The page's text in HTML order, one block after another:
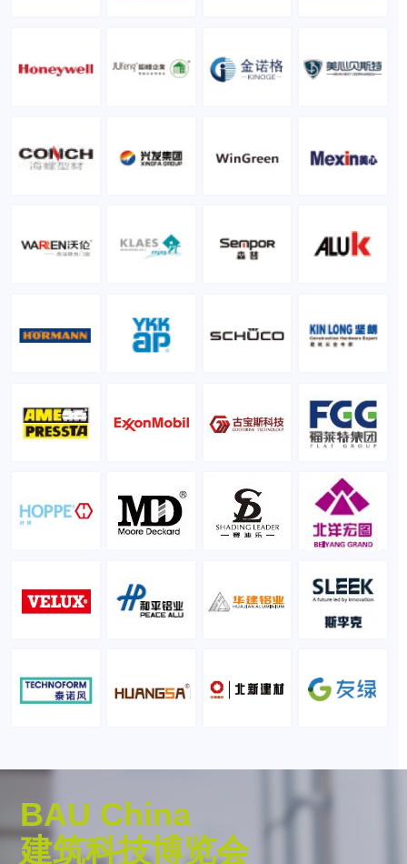
BAU China
建筑科技博览会